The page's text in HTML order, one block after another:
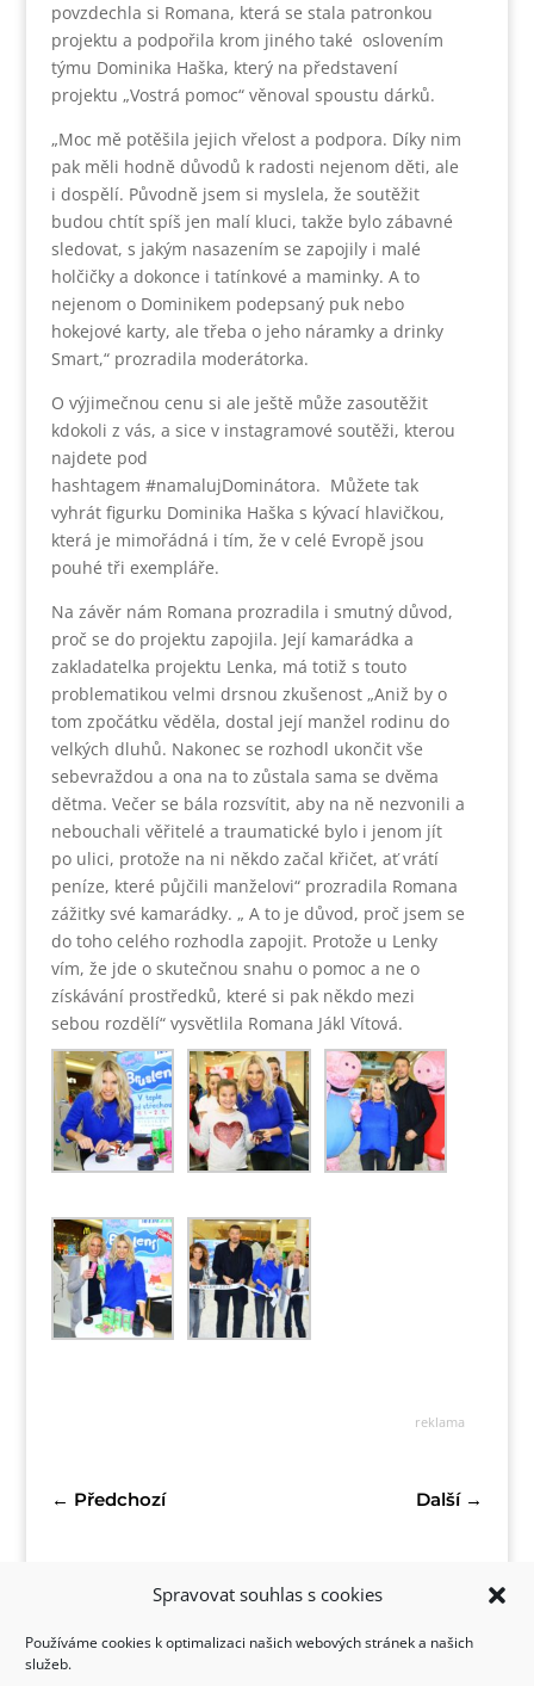
Spravovat souhlas s cookies
Používáme cookies k optimalizaci našich webových stránek a našich
služeb.
povzdechla si Romana, která se stala patronkou
projektu a podpořila krom jiného také oslovením
týmu Dominika Haška, který na představení
projektu „Vostrá pomoc“ věnoval spoustu dárků.
„Moc mě potěšila jejich vřelost a podpora. Díky nim
pak měli hodně důvodů k radosti nejenom děti, ale
i dospělí. Původně jsem si myslela, že soutěžit
budou chtít spíš jen malí kluci, takže bylo zábavné
sledovat, s jakým nasazením se zapojily i malé
holčičky a dokonce i tatínkové a maminky. A to
nejenom o Dominikem podepsaný puk nebo
hokejové karty, ale třeba o jeho náramky a drinky
Smart,“ prozradila moderátorka.
O výjimečnou cenu si ale ještě může zasoutěžit
kdokoli z vás, a sice v instagramové soutěži, kterou
najdete pod
hashtagem #namalujDominátora. Můžete tak
vyhrát figurku Dominika Haška s kývací hlavičkou,
která je mimořádná i tím, že v celé Evropě jsou
pouhé tři exempláře.
Na závěr nám Romana prozradila i smutný důvod,
proč se do projektu zapojila. Její kamarádka a
zakladatelka projektu Lenka, má totiž s touto
problematikou velmi drsnou zkušenost „Aniž by o
tom zpočátku věděla, dostal její manžel rodinu do
velkých dluhů. Nakonec se rozhodl ukončit vše
sebevraždou a ona na to zůstala sama se dvěma
dětma. Večer se bála rozsvítit, aby na ně nezvonili a
nebouchali věřitelé a traumatické bylo i jenom jít
po ulici, protože na ni někdo začal křičet, ať vrátí
peníze, které půjčili manželovi“ prozradila Romana
zážitky své kamarádky. „ A to je důvod, proč jsem se
do toho celého rozhodla zapojit. Protože u Lenky
vím, že jde o skutečnou snahu o pomoc a ne o
získávání prostředků, které si pak někdo mezi
sebou rozdělí“ vysvětlila Romana Jákl Vítová.
reklama
← Předchozí Další→